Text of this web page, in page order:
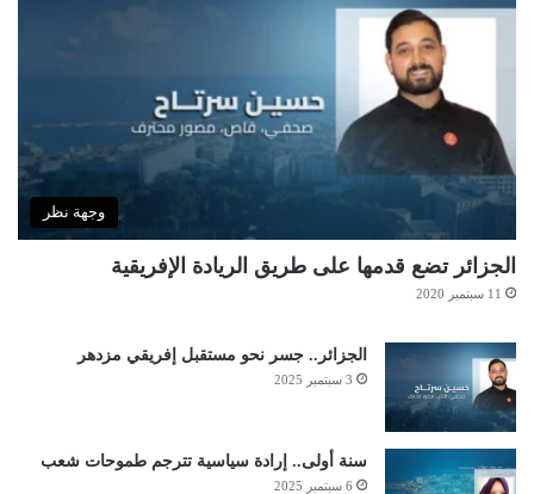
وجهة نظر
الجزائر تضع قدمها على طريق الريادة الإفريقية
11 سبتمبر 2020
الجزائر.. جسر نحو مستقبل إفريقي مزدهر
3 سبتمبر 2025
سنة أولى.. إرادة سياسية تترجم طموحات شعب
6 سبتمبر 2025